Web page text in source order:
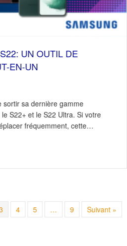
UN OUTIL DE
EN-UN
sortir sa dernière gamme
S22+ et le S22 Ultra. Si votre
fréquemment, cette…
S22: un outil de productivité
4 5 … 9 Suivant »